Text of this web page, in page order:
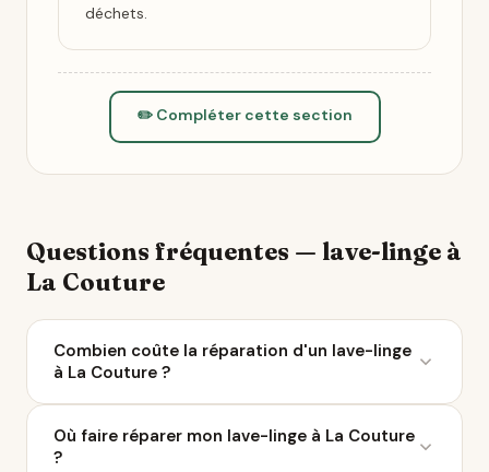
déchets.
✏️ Compléter cette section
Questions fréquentes — lave-linge à
La Couture
Combien coûte la réparation d'un lave-linge
à La Couture ?
entre 50 et 200 € selon la panne. À La Couture, 19
réparateurs sont référencés sur Ça Repart. Avec le
Où faire réparer mon lave-linge à La Couture
?